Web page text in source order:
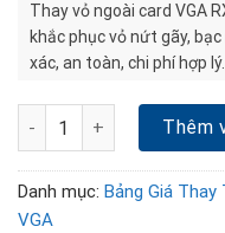
Thay vỏ ngoài card VGA
khắc phục vỏ nứt gãy,
xác, an toàn, chi phí hợp
Thay thế vỏ ngoài card đồ
Thêm
Danh mục: Bảng Giá
VGA